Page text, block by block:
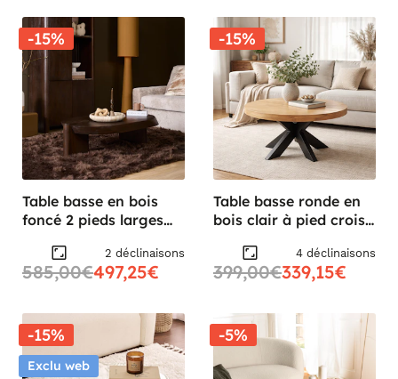
-15%
Table basse en bois
foncé 2 pieds larges
2 déclinaisons
585,00€497,25€
-15%
Table basse ronde en
bois clair à pied croisé
4 déclinaisons
399,00€339,15€
-15%
Exclu web
-5%